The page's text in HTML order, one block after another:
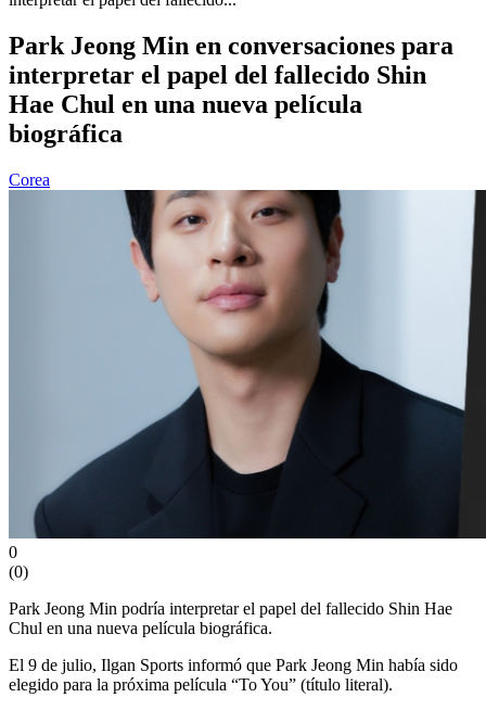
Park Jeong Min en conversaciones para
interpretar el papel del fallecido Shin
Hae Chul en una nueva película
biográfica
Corea
0
(0)
Park Jeong Min podría interpretar el papel del fallecido Shin Hae
Chul en una nueva película biográfica.
El 9 de julio, Ilgan Sports informó que Park Jeong Min había sido
elegido para la próxima película “To You” (título literal).